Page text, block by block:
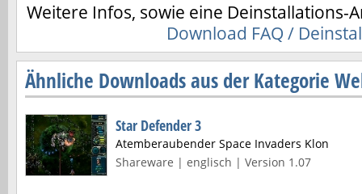
Weitere Infos, sowie eine Deinstallations-
Download FAQ /
Ähnliche Downloads aus der Kategorie
Star Defender 3
Atemberaubender Space Invaders Klon
Shareware | englisch | Version 1.07